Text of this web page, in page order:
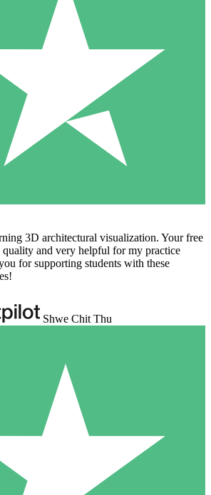
3D architectural visualization. Your free
quality and very helpful for my practice
for supporting students with these
Shwe Chit Thu